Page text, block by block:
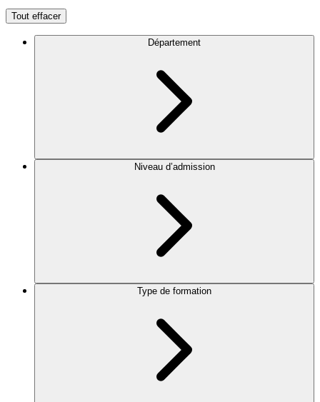
Tout effacer
Département
Niveau d’admission
Type de formation